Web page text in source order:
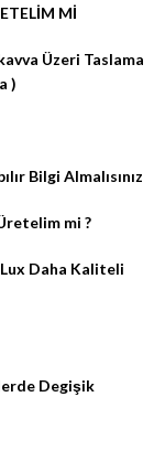
Mİ
Üzeri Taslama
)
Bilgi Almalısınız
mi ?
Lux Daha Kaliteli
Degişik